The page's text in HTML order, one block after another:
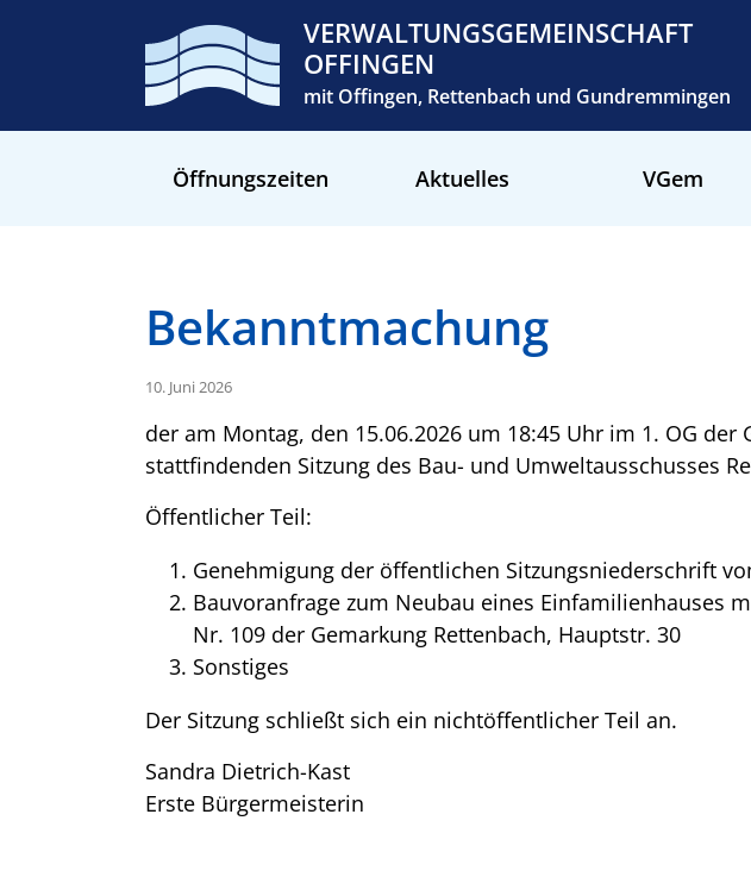
VERWALTUNGSGEMEINSCHAFT
OFFINGEN
mit Offingen, Rettenbach und Gundremmingen
Öffnungszeiten Aktuelles VGem
Bekanntmachung
10. Juni 2026
der am Montag, den 15.06.2026 um 18:45 Uhr im 1. OG der
stattfindenden Sitzung des Bau- und Umweltausschusses
Öffentlicher Teil:
Genehmigung der öffentlichen Sitzungsniederschrift
Bauvoranfrage zum Neubau eines Einfamilienhauses
Nr. 109 der Gemarkung Rettenbach, Hauptstr. 30
Sonstiges
Der Sitzung schließt sich ein nichtöffentlicher Teil an.
Sandra Dietrich-Kast
Erste Bürgermeisterin